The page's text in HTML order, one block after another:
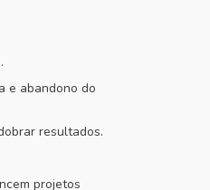
e abandono do
resultados.
projetos